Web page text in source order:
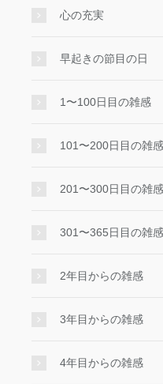
心の充実
早起きの節目の日
1〜100日目の雑感
101〜200日目の雑感
201〜300日目の雑感
301〜365日目の雑感
2年目からの雑感
3年目からの雑感
4年目からの雑感